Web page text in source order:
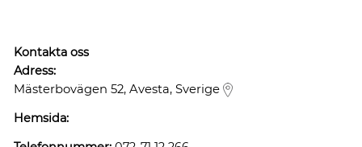
Kontakta oss
Adress:
Mästerbovägen 52, Avesta, Sverige
Hemsida: